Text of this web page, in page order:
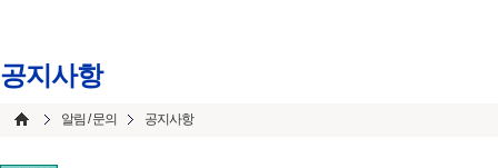
공지사항
알림 / 문의 공지사항